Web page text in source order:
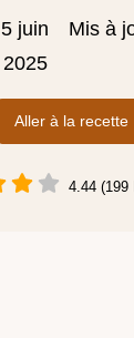
5 juin
2025
Mis à
Aller à la recette
4.44 (199